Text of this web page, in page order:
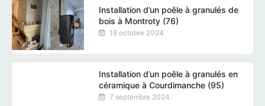
Installation d’un poêle à granulés de
bois à Montroty (76)
18 octobre 2024
Installation d’un poêle à granulés en
céramique à Courdimanche (95)
7 septembre 2024